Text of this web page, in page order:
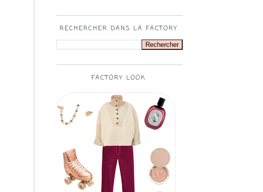
RECHERCHER DANS LA FACTORY
FACTORY LOOK